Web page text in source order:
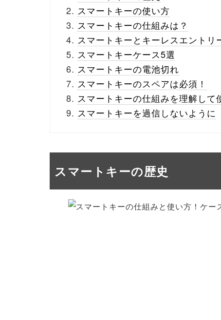
スマートキーの使い方
スマートキーの仕組みは？
スマートキーとキーレスエントリ
スマートキーケース5選
スマートキーの電池切れ
スマートキーのスペアは必須！
スマートキーの仕組みを理解して
スマートキーを過信しないように
スマートキーの歴史